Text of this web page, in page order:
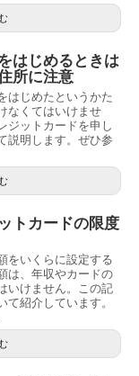
はじめるときは
所に注意
はじめたというかた
なくてはいけませ
ジットカードを申し
説明します。ぜひ参
トカードの限度
をいくらに設定する
は、年収やカードの
いけません。この記
紹介しています。